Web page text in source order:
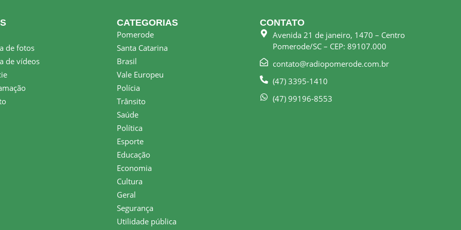
de fotos
de vídeos
CATEGORIAS
Pomerode
Santa Catarina
Brasil
Vale Europeu
Polícia
Trânsito
Saúde
Política
Esporte
Educação
Economia
Cultura
Geral
Segurança
Utilidade pública
CONTATO
Avenida 21 de janeiro, 1470 – Centro
Pomerode/SC – CEP: 89107.000
contato@radiopomerode.com.br
(47) 3395-1410
(47) 99196-8553